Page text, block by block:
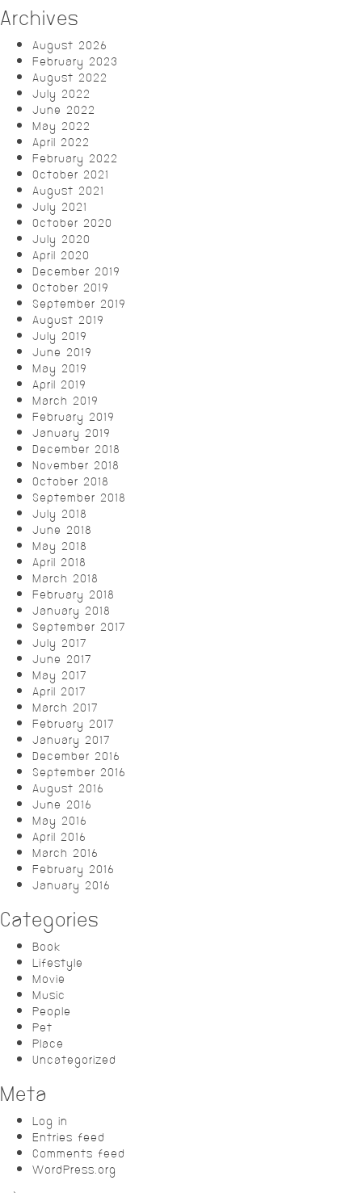
Archives
August 2026
February 2023
August 2022
July 2022
June 2022
May 2022
April 2022
February 2022
October 2021
August 2021
July 2021
October 2020
July 2020
April 2020
December 2019
October 2019
September 2019
August 2019
July 2019
June 2019
May 2019
April 2019
March 2019
February 2019
January 2019
December 2018
November 2018
October 2018
September 2018
July 2018
June 2018
May 2018
April 2018
March 2018
February 2018
January 2018
September 2017
July 2017
June 2017
May 2017
April 2017
March 2017
February 2017
January 2017
December 2016
September 2016
August 2016
June 2016
May 2016
April 2016
March 2016
February 2016
January 2016
Categories
Book
Lifestyle
Movie
Music
People
Pet
Place
Uncategorized
Meta
Log in
Entries feed
Comments feed
WordPress.org